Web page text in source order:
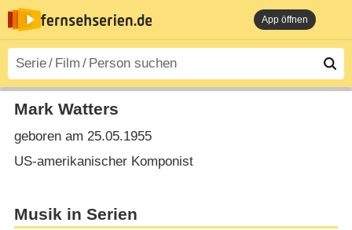
App öffnen
Mark Watters
geboren am 25.05.1955
US-amerikanischer Komponist
Musik in Serien